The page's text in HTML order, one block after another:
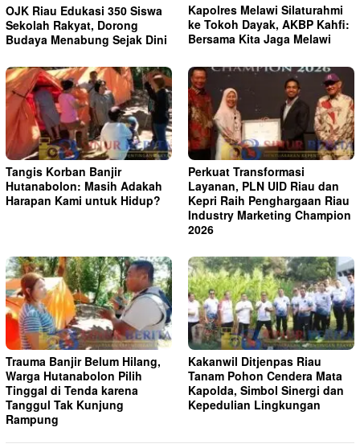
OJK Riau Edukasi 350 Siswa
Sekolah Rakyat, Dorong
Budaya Menabung Sejak Dini
Kapolres Melawi Silaturahmi
ke Tokoh Dayak, AKBP Kahfi:
Bersama Kita Jaga Melawi
Tangis Korban Banjir
Hutanabolon: Masih Adakah
Harapan Kami untuk Hidup?
Perkuat Transformasi
Layanan, PLN UID Riau dan
Kepri Raih Penghargaan Riau
Industry Marketing Champion
2026
Trauma Banjir Belum Hilang,
Warga Hutanabolon Pilih
Tinggal di Tenda karena
Tanggul Tak Kunjung
Rampung
Kakanwil Ditjenpas Riau
Tanam Pohon Cendera Mata
Kapolda, Simbol Sinergi dan
Kepedulian Lingkungan